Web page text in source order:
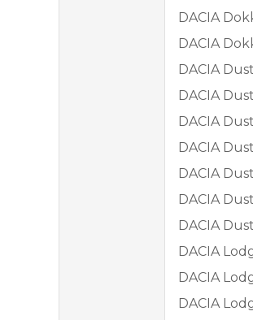
DACIA
DACIA
DACIA
DACIA
DACIA
DACIA
DACIA
DACIA
DACIA
DACIA
DACIA
DACIA